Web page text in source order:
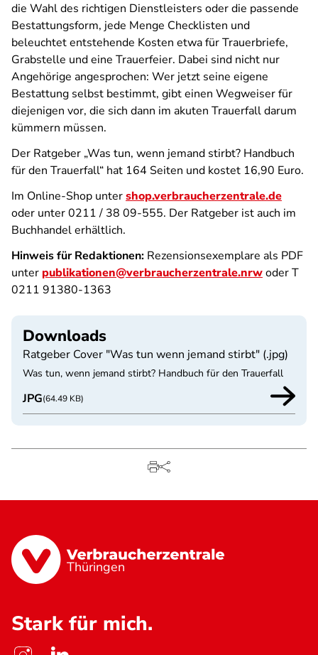
die Wahl des richtigen Dienstleisters oder die passende
Bestattungsform, jede Menge Checklisten und
beleuchtet entstehende Kosten etwa für Trauerbriefe,
Grabstelle und eine Trauerfeier. Dabei sind nicht nur
Angehörige angesprochen: Wer jetzt seine eigene
Bestattung selbst bestimmt, gibt einen Wegweiser für
diejenigen vor, die sich dann im akuten Trauerfall darum
kümmern müssen.
Der Ratgeber „Was tun, wenn jemand stirbt? Handbuch
für den Trauerfall“ hat 164 Seiten und kostet 16,90 Euro.
Im Online-Shop untershop.verbraucherzentrale.de
oder unter 0211 / 38 09-555. Der Ratgeber ist auch im
Buchhandel erhältlich.
Hinweis für Redaktionen: Rezensionsexemplare als PDF
unter publikationen@verbraucherzentrale.nrwoder T
0211 91380-1363
Downloads
Ratgeber Cover "Was tun wenn jemand stirbt" (.jpg)
Was tun, wenn jemand stirbt? Handbuch für den Trauerfall
JPG(64.49 KB)
Thüringen
Stark für mich.